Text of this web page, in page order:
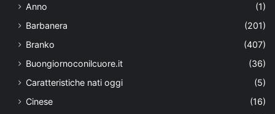
Anno
(1)
Barbanera
(201)
Branko
(407)
Buongiornoconilcuore.it
(36)
Caratteristiche nati oggi
(5)
Cinese
(16)